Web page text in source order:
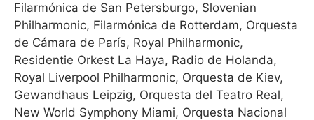
Filarmónica de San Petersburgo, Slovenian
Philharmonic, Filarmónica de Rotterdam, Orquesta
de Cámara de París, Royal Philharmonic,
Residentie Orkest La Haya, Radio de Holanda,
Royal Liverpool Philharmonic, Orquesta de Kiev,
Gewandhaus Leipzig, Orquesta del Teatro Real,
New World Symphony Miami, Orquesta Nacional